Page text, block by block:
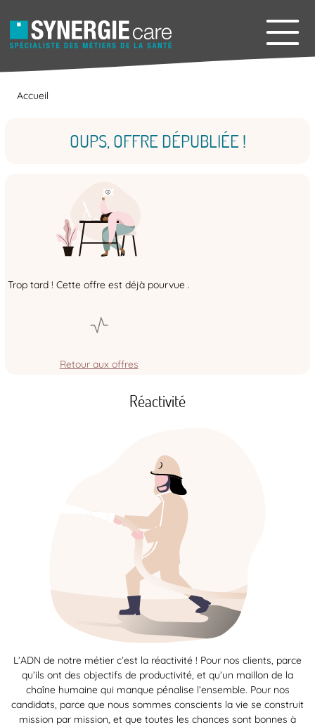
Accueil
OUPS, OFFRE DÉPUBLIÉE !
Trop tard ! Cette offre est déjà pourvue .
Retour aux offres
Réactivité
L’ADN de notre métier c’est la réactivité ! Pour nos clients, parce
qu’ils ont des objectifs de productivité, et qu’un maillon de la
chaîne humaine qui manque pénalise l’ensemble. Pour nos
candidats, parce que nous sommes conscients la vie se construit
mission par mission, et que toutes les chances sont bonnes à